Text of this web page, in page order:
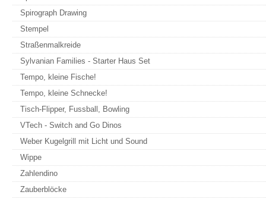
Spirograph Drawing
Stempel
Straßenmalkreide
Sylvanian Families - Starter Haus Set
Tempo, kleine Fische!
Tempo, kleine Schnecke!
Tisch-Flipper, Fussball, Bowling
VTech - Switch and Go Dinos
Weber Kugelgrill mit Licht und Sound
Wippe
Zahlendino
Zauberblöcke